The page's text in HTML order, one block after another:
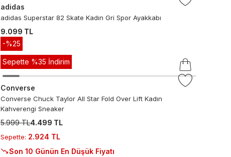
adidas
adidas Superstar 82 Skate Kadın Gri Spor Ayakkabı
9.099 TL
-%25
Sepette %35 İndirim
Converse
Converse Chuck Taylor All Star Fold Over Lift Kadın
Kahverengi Sneaker
5.999 TL4.499 TL
Sepette: 2.924 TL
Son 10 Günün En Düşük Fiyatı